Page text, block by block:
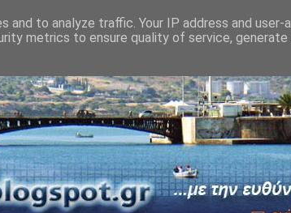
to analyze traffic. Your IP address and user-
metrics to ensure quality of service, generate